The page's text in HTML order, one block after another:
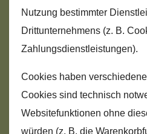
Nutzung bestimmter
Drittunternehmens (z. B.
Zahlungsdienstleistungen).
Cookies haben
Cookies sind technisch
Websitefunktionen ohne
würden (z. B. die